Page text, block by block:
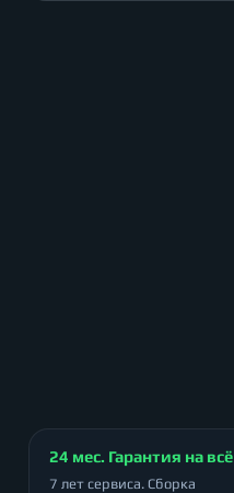
24 мес. Гарантия на всё
7 лет сервиса. Сборка